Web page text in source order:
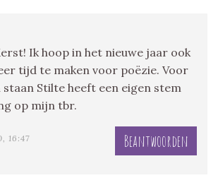
Ik hoop in het nieuwe jaar ook
tijd te maken voor poëzie. Voor
Stilte heeft een eigen stem
op mijn tbr.
16:47 Beantwoorden